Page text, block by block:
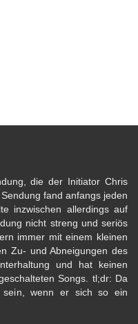
die der Initiator Chris
fand anfangs jeden
inzwischen allerdings auf
nicht streng und seriös
immer mit einem kleinen
Zu- und Abneigungen des
und hat keinen
Songs. tl;dr: Da
sein, wenn er sich so ein